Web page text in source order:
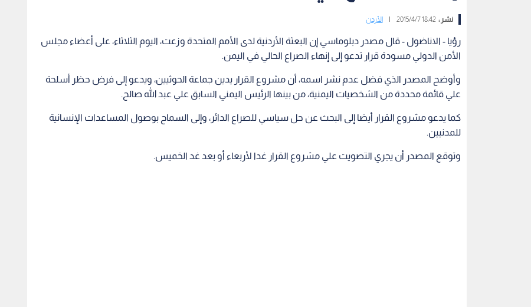
نشر :18:42 2015/4/7 الأردن
رؤيا - الاناضول - قال مصدر دبلوماسي إن البعثة الأردنية لدى الأمم المتحدة وزعت، اليوم الثلاثاء، على أعضاء مجلس
الأمن الدولي مسودة قرار تدعو إلى إنهاء الصراع الحالي في اليمن.
وأوضح المصدر الذي فضل عدم نشر اسمه، أن مشروع القرار يدين جماعة الحوثيين، ويدعو إلى فرض حظر أسلحة
علي قائمة محددة من الشخصيات اليمنية، من بينها الرئيس اليمني السابق علي عبد الله صالح.
كما يدعو مشروع القرار أيضا إلى البحث عن حل سياسي للصراع الدائر، وإلى السماح بوصول المساعدات الإنسانية
للمدنيين.
وتوقع المصدر أن يجري التصويت علي مشروع القرار غدا لأربعاء أو بعد غد الخميس.